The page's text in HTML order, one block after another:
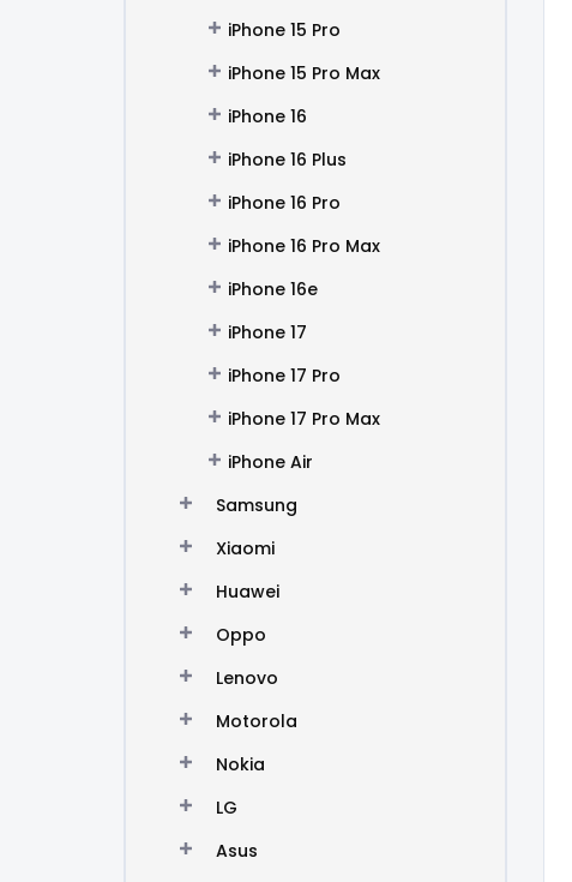
iPhone 15 Pro
iPhone 15 Pro Max
iPhone 16
iPhone 16 Plus
iPhone 16 Pro
iPhone 16 Pro Max
iPhone 16e
iPhone 17
iPhone 17 Pro
iPhone 17 Pro Max
iPhone Air
Samsung
Xiaomi
Huawei
Oppo
Lenovo
Motorola
Nokia
LG
Asus